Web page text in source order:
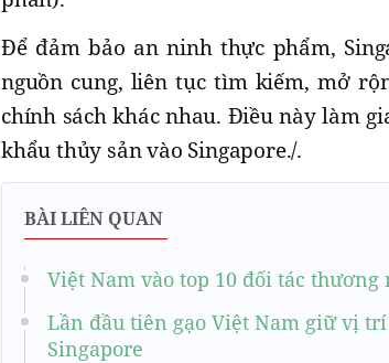
Để đảm bảo an ninh thực phẩm,
nguồn cung, liên tục tìm kiếm, mở
chính sách khác nhau. Điều này làm
khẩu thủy sản vào Singapore./.
BÀI LIÊN QUAN
Việt Nam vào top 10 đối tác thương
Lần đầu tiên gạo Việt Nam giữ vị
Singapore